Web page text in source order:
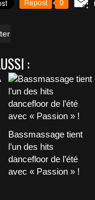
Repost 0
:
Bassmassage tient
l’un des hits
dancefloor de l’été
avec « Passion » !